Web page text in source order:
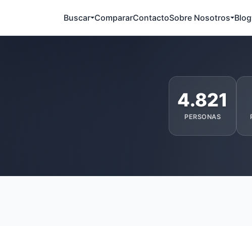
Buscar CompararContactoSobre Nosotros Blog
4.821
PERSONAS